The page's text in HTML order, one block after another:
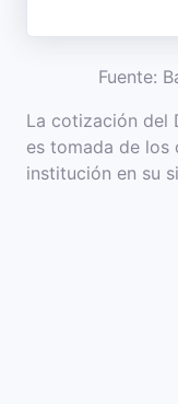
Fuente:
La cotización del
es tomada de los
institución en su